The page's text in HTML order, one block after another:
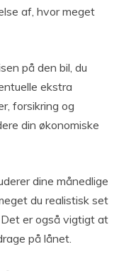
af, hvor meget
på den bil, du
ekstra
forsikring og
din økonomiske
dine månedlige
du realistisk set
er også vigtigt at
på lånet.